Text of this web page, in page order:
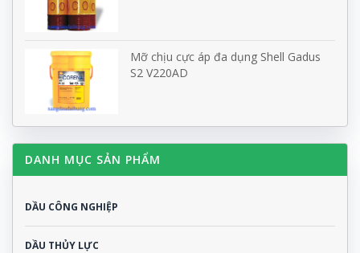
Mỡ chịu cực áp đa dụng Shell Gadus
S2 V220AD
DANH MỤC SẢN PHẨM
DẦU CÔNG NGHIỆP
DẦU THỦY LỰC